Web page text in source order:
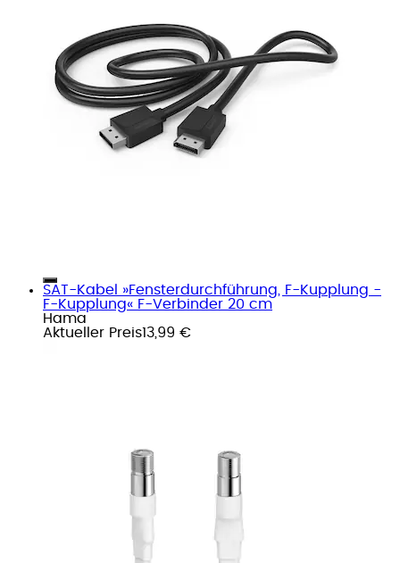
SAT-Kabel »Fensterdurchführung, F-Kupplung -
F-Kupplung« F-Verbinder 20 cm
Hama
Aktueller Preis13,99 €